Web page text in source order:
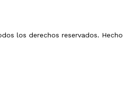
los derechos reservados. Hecho